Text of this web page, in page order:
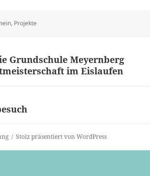
, Projekte
Grundschule Meyernberg
im Eislaufen
Stolz präsentiert von WordPress